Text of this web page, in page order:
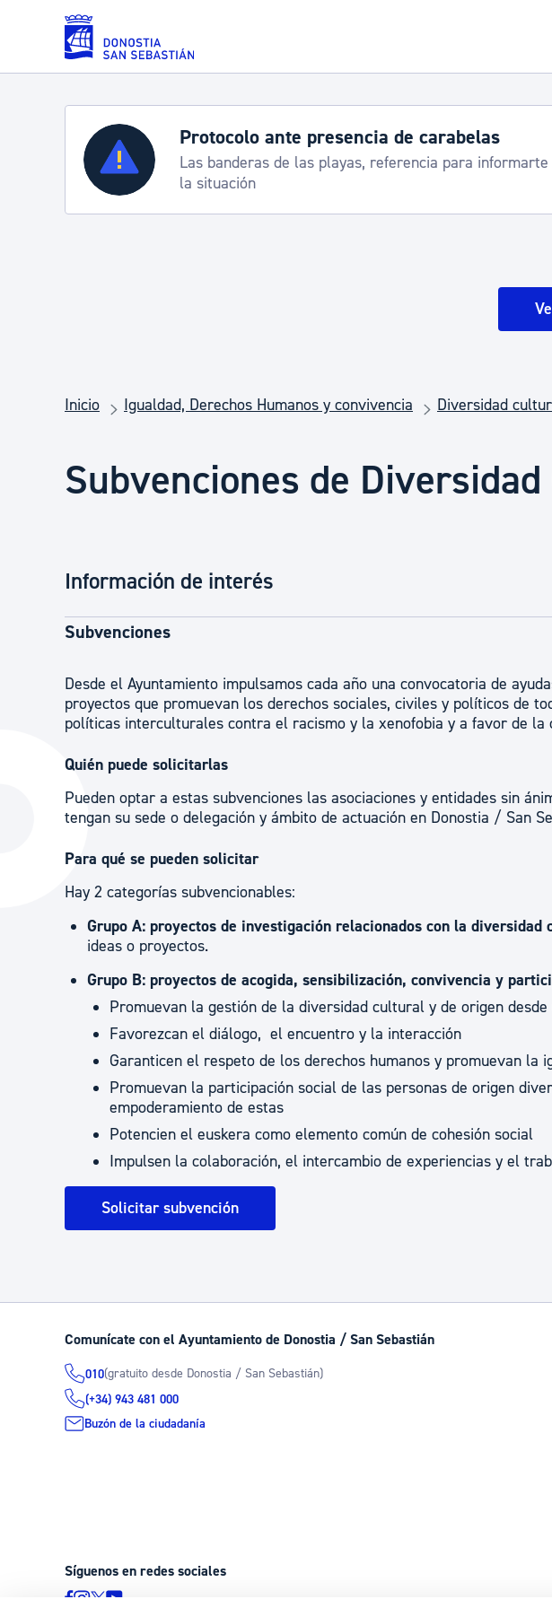
Saltar al contenido principal
Servicios
Padrón y asuntos personales
Seguridad ciudadana y emergencias
Salud Pública, animales y consumo
Participación ciudadana y asociacionismo
Deporte
La ciudad
La ciudad ahora
Descubre la ciudad
La ciudad futura
Actualidad
Agenda cultural
Protocolo ante presencia de carabelas
Las banderas de las playas, referencia para informarte
la situación
Inicio Igualdad, Derechos Humanos y convivencia Diversidad
Subvenciones de
Información de interés
Subvenciones
Desde el Ayuntamiento impulsamos cada año una convocatoria de
proyectos que promuevan los derechos sociales, civiles y políticos de
políticas interculturales contra el racismo y la xenofobia y a favor de la
Quién puede solicitarlas
Pueden optar a estas subvenciones las asociaciones y entidades sin
tengan su sede o delegación y ámbito de actuación en Donostia / San
Para qué se pueden solicitar
Hay 2 categorías subvencionables:
Grupo A: proyectos de investigación relacionados con la diversidad
ideas o proyectos.
Grupo B: proyectos de acogida, sensibilización, convivencia y
Promuevan la gestión de la diversidad cultural y de origen
Favorezcan el diálogo, el encuentro y la interacción
Garanticen el respeto de los derechos humanos y promuevan la
Promuevan la participación social de las personas de origen
empoderamiento de estas
Potencien el euskera como elemento común de cohesión social
Impulsen la colaboración, el intercambio de experiencias y el
Solicitar subvención
Comunícate con el Ayuntamiento de Donostia / San Sebastián
010(gratuito desde Donostia / San Sebastián)
(+34) 943 481 000
Buzón de la ciudadanía
Síguenos en redes sociales